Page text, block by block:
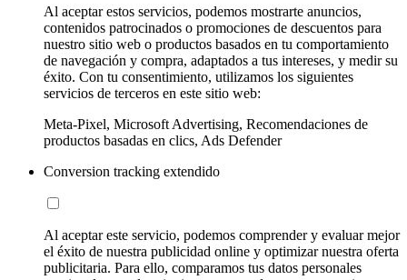
Al aceptar estos servicios, podemos mostrarte anuncios,
contenidos patrocinados o promociones de descuentos para
nuestro sitio web o productos basados en tu comportamiento
de navegación y compra, adaptados a tus intereses, y medir su
éxito. Con tu consentimiento, utilizamos los siguientes
servicios de terceros en este sitio web:
Meta-Pixel, Microsoft Advertising, Recomendaciones de
productos basadas en clics, Ads Defender
Conversion tracking extendido
Al aceptar este servicio, podemos comprender y evaluar mejor
el éxito de nuestra publicidad online y optimizar nuestra oferta
publicitaria. Para ello, comparamos tus datos personales